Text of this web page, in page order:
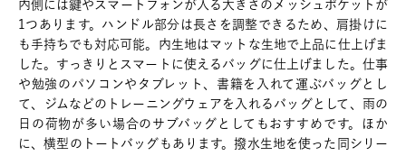
内側には鍵やスマートフォンが入る大きさのメッシュポケットが
1つあります。ハンドル部分は長さを調整できるため、肩掛けに
も手持ちでも対応可能。内生地はマットな生地で上品に仕上げま
した。すっきりとスマートに使えるバッグに仕上げました。仕事
や勉強のパソコンやタブレット、書籍を入れて運ぶバッグとし
て、ジムなどのトレーニングウェアを入れるバッグとして、雨の
日の荷物が多い場合のサブバッグとしてもおすすめです。ほか
に、横型のトートバッグもあります。撥水生地を使った同シリー